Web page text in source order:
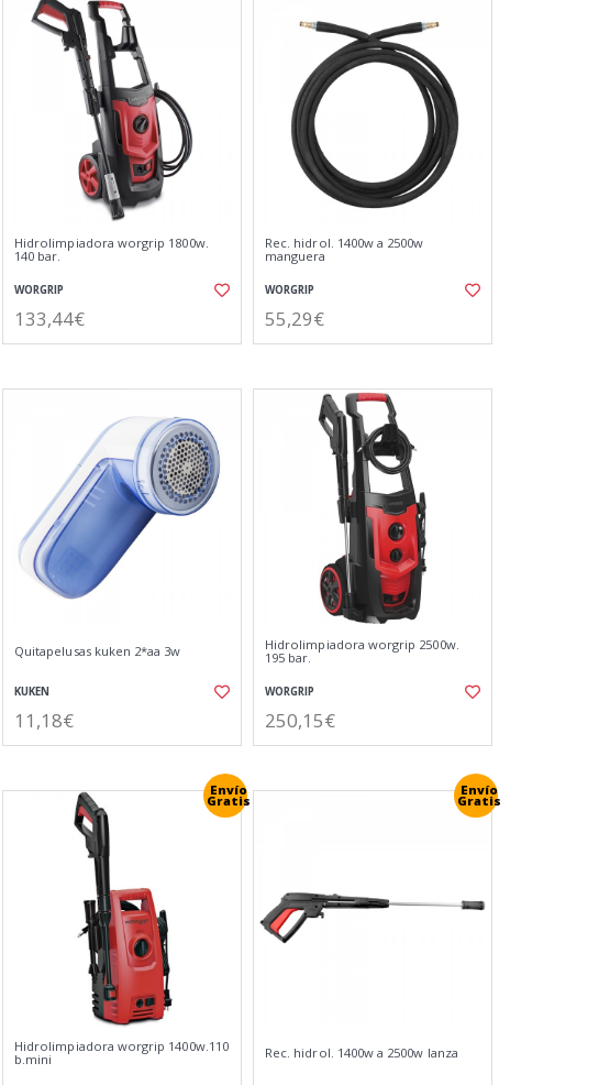
Hidrolimpiadora worgrip 1800w.
140 bar.
WORGRIP
133,44€
Rec. hidrol. 1400w a 2500w
manguera
WORGRIP
55,29€
Quitapelusas kuken 2*aa 3w
KUKEN
11,18€
Hidrolimpiadora worgrip 2500w.
195 bar.
WORGRIP
250,15€
Envío
Gratis
Hidrolimpiadora worgrip 1400w.110
b.mini
Envío
Gratis
Rec. hidrol. 1400w a 2500w lanza